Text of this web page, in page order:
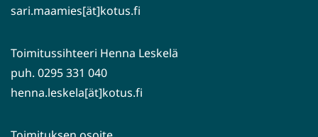
sari.maamies[ät]kotus.fi
Toimitussihteeri Henna Leskelä
puh. 0295 331 040
henna.leskela[ät]kotus.fi